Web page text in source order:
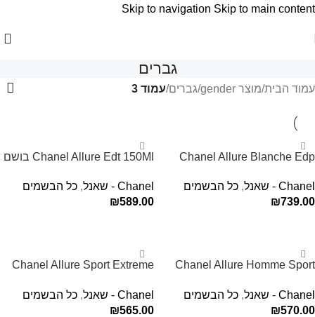
Skip to navigation Skip to main content
גברים
עמוד הבית/מוצר gender /גברים/עמוד 3
Chanel Allure Blanche Edp
Chanel - שאנל
, כל הבשמים
₪739.00
Chanel Allure Edt 150Ml בושם
Chanel - שאנל
, כל הבשמים
₪589.00
Chanel Allure Homme Sport
Chanel - שאנל
, כל הבשמים
₪570.00
Chanel Allure Sport Extreme
Chanel - שאנל
, כל הבשמים
₪565.00